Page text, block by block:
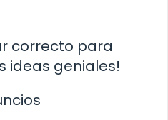
correcto para
ideas geniales!